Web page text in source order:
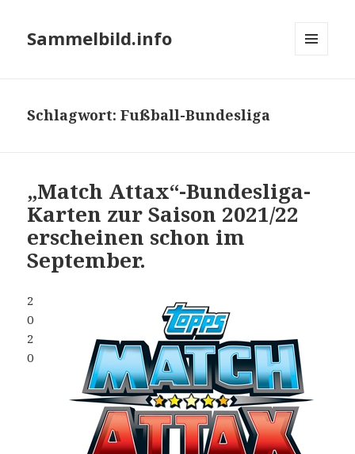
Sammelbild.info
Schlagwort:Fußball-Bundesliga
„Match Attax“-Bundesliga-
Karten zur Saison 2021/22
erscheinen schon im
September.
2
0
2
0